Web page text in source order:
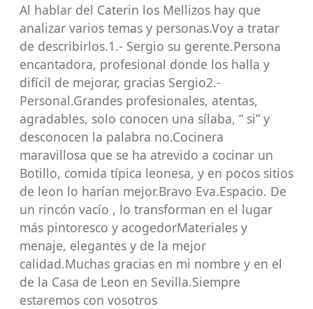
Al hablar del Caterin los Mellizos hay que
analizar varios temas y personas.Voy a tratar
de describirlos.1.- Sergio su gerente.Persona
encantadora, profesional donde los halla y
difícil de mejorar, gracias Sergio2.-
Personal.Grandes profesionales, atentas,
agradables, solo conocen una sílaba, “ si” y
desconocen la palabra no.Cocinera
maravillosa que se ha atrevido a cocinar un
Botillo, comida típica leonesa, y en pocos sitios
de leon lo harían mejor.Bravo Eva.Espacio. De
un rincón vacío , lo transforman en el lugar
más pintoresco y acogedorMateriales y
menaje, elegantes y de la mejor
calidad.Muchas gracias en mi nombre y en el
de la Casa de Leon en Sevilla.Siempre
estaremos con vosotros